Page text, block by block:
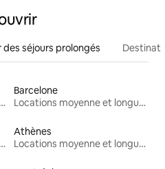
séjours prolongés
Locations moyenne et longue durée
Barcelone
Locations moyenne et longue durée
Locations moyenne et longue durée
Athènes
Locations moyenne et longue durée